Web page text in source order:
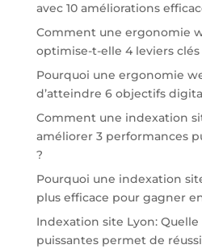
avec 10 améliorations
Comment une ergonomie
optimise-t-elle 4 leviers
Pourquoi une ergonomie
d’atteindre 6 objectifs
Comment une indexation
améliorer 3 performances
?
Pourquoi une indexation
plus efficace pour gagner
Indexation site Lyon:
puissantes permet de